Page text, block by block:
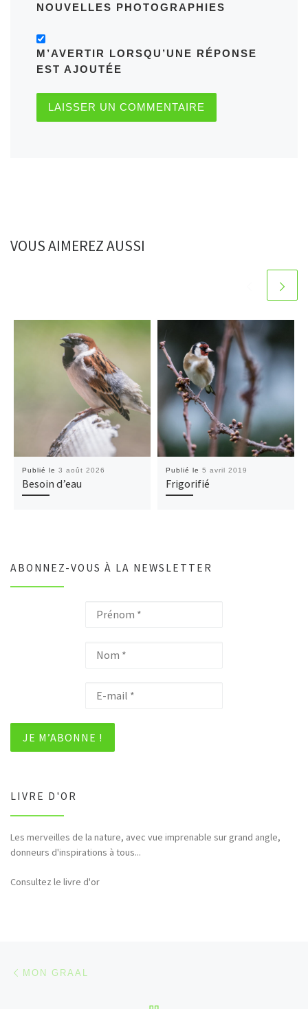
NOUVELLES PHOTOGRAPHIES
M’AVERTIR LORSQU’UNE RÉPONSE
EST AJOUTÉE
VOUS AIMEREZ AUSSI
Publié le 3 août 2026
Besoin d’eau
Publié le 5 avril 2019
Frigorifié
ABONNEZ-VOUS À LA NEWSLETTER
LIVRE D'OR
Les merveilles de la nature, avec vue imprenable sur grand angle,
donneurs d'inspirations à tous...
Consultez le livre d'or
Parcourir les articles
MON GRAAL